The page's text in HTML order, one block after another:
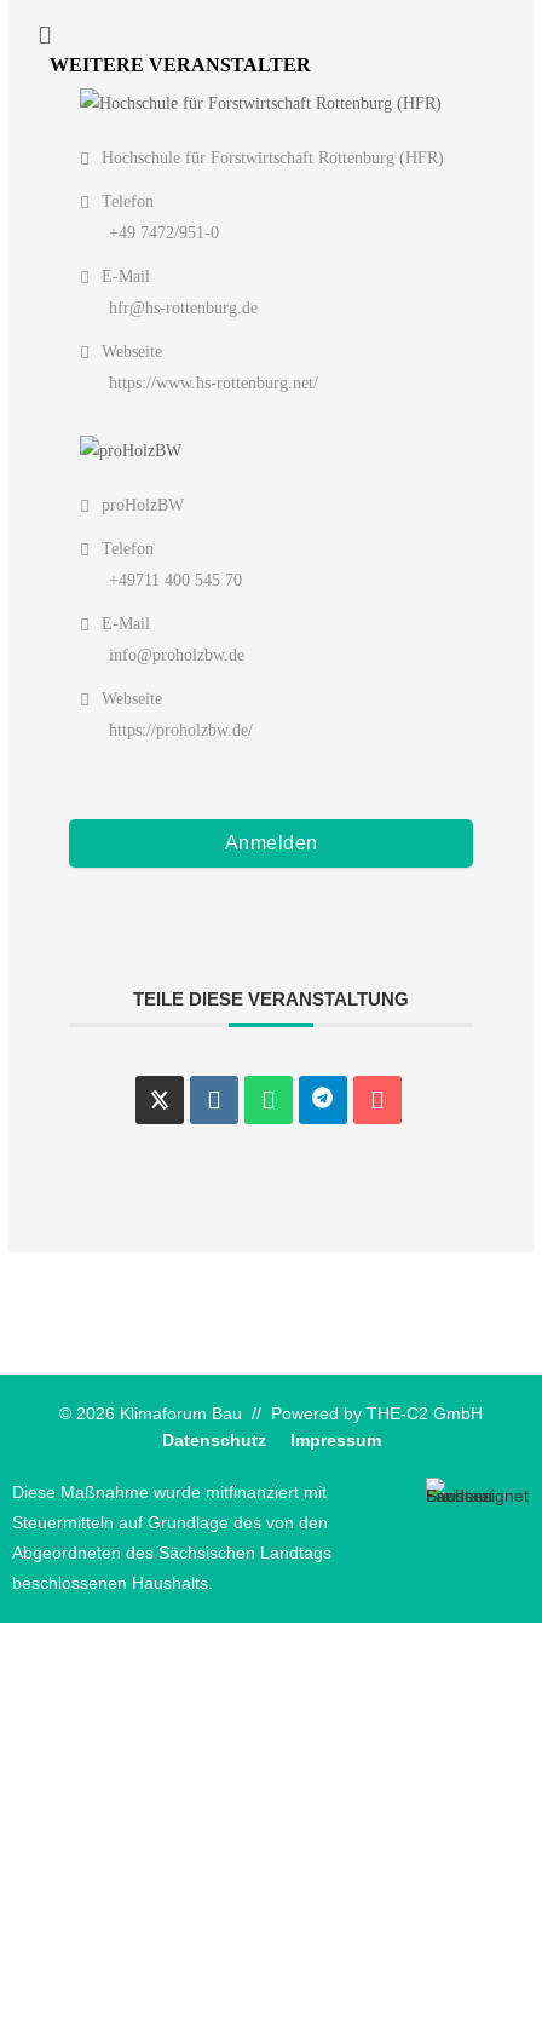
WEITERE VERANSTALTER
Hochschule für Forstwirtschaft Rottenburg (HFR)
Telefon
+49 7472/951-0
E-Mail
hfr@hs-rottenburg.de
Webseite
https://www.hs-rottenburg.net/
proHolzBW
Telefon
+49711 400 545 70
E-Mail
info@proholzbw.de
Webseite
https://proholzbw.de/
Anmelden
TEILE DIESE VERANSTALTUNG
© 2026 Klimaforum Bau // Powered by THE-C2 GmbH
Datenschutz
Impressum
Diese Maßnahme wurde mitfinanziert mit
Steuermitteln auf Grundlage des von den
Abgeordneten des Sächsischen Landtags
beschlossenen Haushalts.